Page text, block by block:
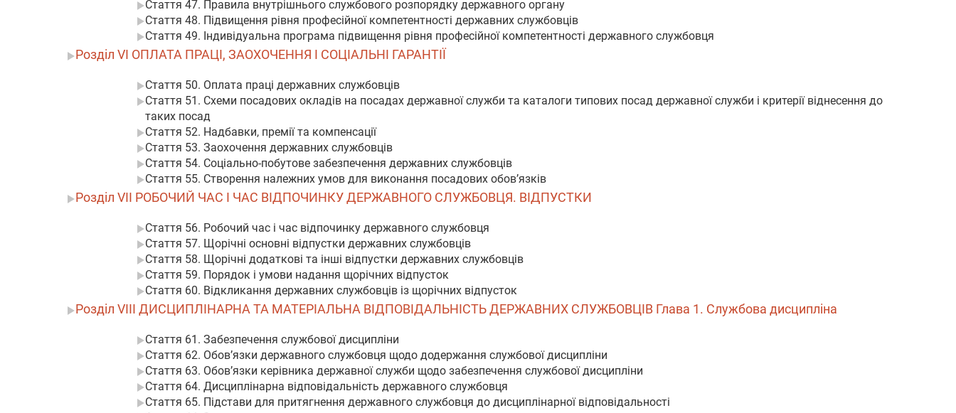
Стаття 47. Правила внутрішнього службового розпорядку державного органу
Стаття 48. Підвищення рівня професійної компетентності державних службовців
Стаття 49. Індивідуальна програма підвищення рівня професійної компетентності державного службовця
Розділ VI ОПЛАТА ПРАЦІ, ЗАОХОЧЕННЯ І СОЦІАЛЬНІ ГАРАНТІЇ
Стаття 50. Оплата праці державних службовців
Стаття 51. Схеми посадових окладів на посадах державної служби та каталоги типових посад державної служби і критерії віднесення до
таких посад
Стаття 52. Надбавки, премії та компенсації
Стаття 53. Заохочення державних службовців
Стаття 54. Соціально-побутове забезпечення державних службовців
Стаття 55. Створення належних умов для виконання посадових обов’язків
Розділ VII РОБОЧИЙ ЧАС І ЧАС ВІДПОЧИНКУ ДЕРЖАВНОГО СЛУЖБОВЦЯ. ВІДПУСТКИ
Стаття 56. Робочий час і час відпочинку державного службовця
Стаття 57. Щорічні основні відпустки державних службовців
Стаття 58. Щорічні додаткові та інші відпустки державних службовців
Стаття 59. Порядок і умови надання щорічних відпусток
Стаття 60. Відкликання державних службовців із щорічних відпусток
Розділ VIII ДИСЦИПЛІНАРНА ТА МАТЕРІАЛЬНА ВІДПОВІДАЛЬНІСТЬ ДЕРЖАВНИХ СЛУЖБОВЦІВ Глава 1. Службова дисципліна
Стаття 61. Забезпечення службової дисципліни
Стаття 62. Обов’язки державного службовця щодо додержання службової дисципліни
Стаття 63. Обов’язки керівника державної служби щодо забезпечення службової дисципліни
Стаття 64. Дисциплінарна відповідальність державного службовця
Стаття 65. Підстави для притягнення державного службовця до дисциплінарної відповідальності